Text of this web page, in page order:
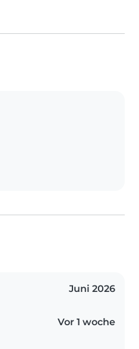
Juni 2026
Vor 1 woche